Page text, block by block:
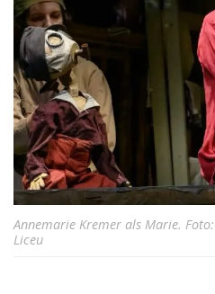
Annemarie Kremer als Marie.
Liceu